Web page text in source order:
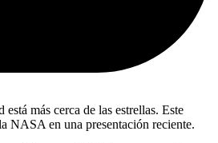
más cerca de las estrellas. Este
NASA en una presentación reciente.